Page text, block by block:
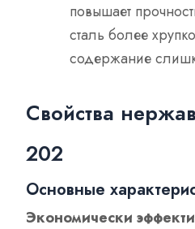
повышает
сталь более
содержание
Свойства
202
Основные
Экономически